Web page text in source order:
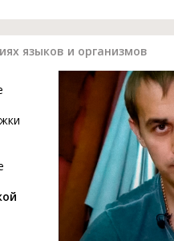
языков и организмов